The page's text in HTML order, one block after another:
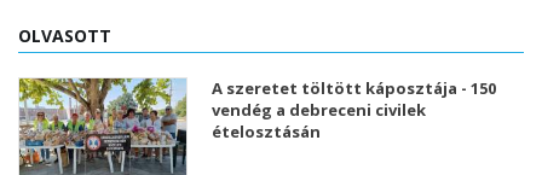
OLVASOTT
A szeretet töltött káposztája - 150
vendég a debreceni civilek
ételosztásán